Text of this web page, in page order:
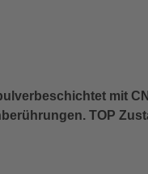
mit
TOP